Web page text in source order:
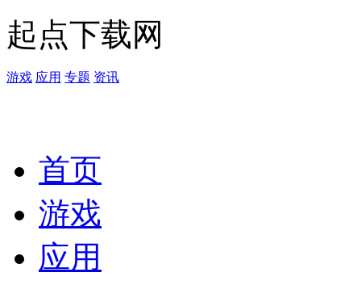
起点下载网
游戏 应用 专题 资讯
首页
游戏
应用